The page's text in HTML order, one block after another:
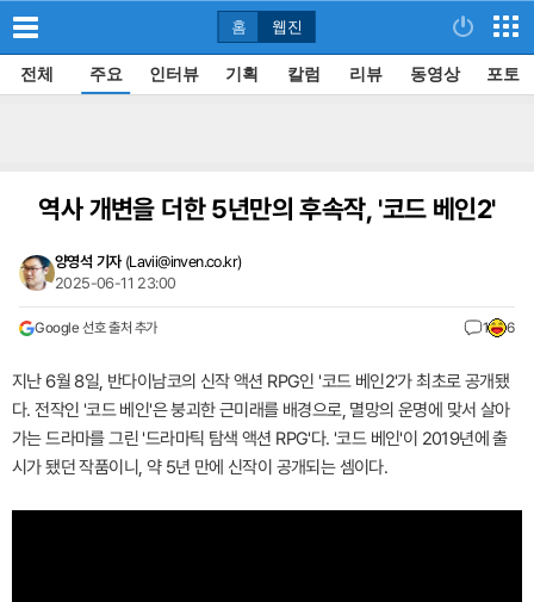
홈 웹진
전체 주요 인터뷰 기획 칼럼 리뷰 동영상 포토
역사 개변을 더한 5년만의 후속작, '코드 베인2'
양영석 기자 (Lavii@inven.co.kr)
2025-06-11 23:00
Google 선호 출처 추가 1 6
지난 6월 8일, 반다이남코의 신작 액션 RPG인 '코드 베인2'가 최초로 공개됐
다. 전작인 '코드 베인'은 붕괴한 근미래를 배경으로, 멸망의 운명에 맞서 살아
가는 드라마를 그린 '드라마틱 탐색 액션 RPG'다. '코드 베인'이 2019년에 출
시가 됐던 작품이니, 약 5년 만에 신작이 공개되는 셈이다.